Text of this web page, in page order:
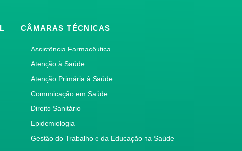
CÂMARAS TÉCNICAS
Assistência Farmacêutica
Atenção à Saúde
Atenção Primária à Saúde
Comunicação em Saúde
Direito Sanitário
Epidemiologia
Gestão do Trabalho e da Educação na Saúde